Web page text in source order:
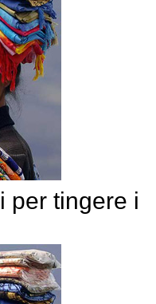
per tingere i